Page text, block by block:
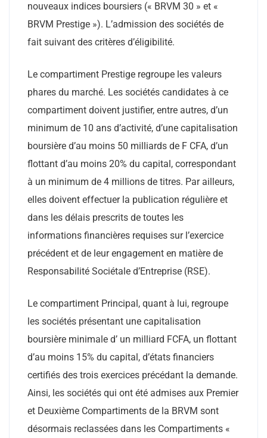
nouveaux indices boursiers (« BRVM 30 » et «
BRVM Prestige »). L’admission des sociétés de
fait suivant des critères d’éligibilité.
Le compartiment Prestige regroupe les valeurs
phares du marché. Les sociétés candidates à ce
compartiment doivent justifier, entre autres, d’un
minimum de 10 ans d’activité, d’une capitalisation
boursière d’au moins 50 milliards de F CFA, d’un
flottant d’au moins 20% du capital, correspondant
à un minimum de 4 millions de titres. Par ailleurs,
elles doivent effectuer la publication régulière et
dans les délais prescrits de toutes les
informations financières requises sur l’exercice
précédent et de leur engagement en matière de
Responsabilité Sociétale d’Entreprise (RSE).
Le compartiment Principal, quant à lui, regroupe
les sociétés présentant une capitalisation
boursière minimale d’ un milliard FCFA, un flottant
d’au moins 15% du capital, d’états financiers
certifiés des trois exercices précédant la demande.
Ainsi, les sociétés qui ont été admises aux Premier
et Deuxième Compartiments de la BRVM sont
désormais reclassées dans les Compartiments «